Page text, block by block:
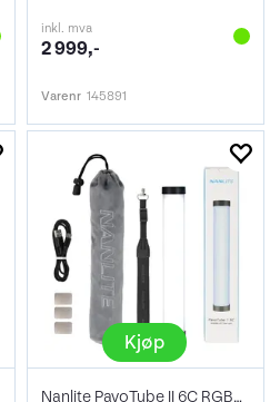
inkl. mva
2 999,-
Varenr 145891
Kjøp
Nanlite PavoTube II 6C RGBW LED Tube